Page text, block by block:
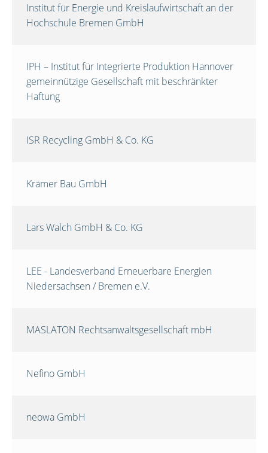
Institut für Energie und Kreislaufwirtschaft an der
Hochschule Bremen GmbH
IPH – Institut für Integrierte Produktion Hannover
gemeinnützige Gesellschaft mit beschränkter
Haftung
ISR Recycling GmbH & Co. KG
Krämer Bau GmbH
Lars Walch GmbH & Co. KG
LEE - Landesverband Erneuerbare Energien
Niedersachsen / Bremen e.V.
MASLATON Rechtsanwaltsgesellschaft mbH
Nefino GmbH
neowa GmbH